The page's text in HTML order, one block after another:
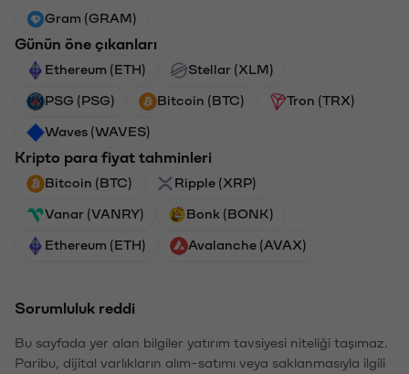
Gram (GRAM)
Günün öne çıkanları
Ethereum (ETH) Stellar (XLM)
PSG (PSG) Bitcoin (BTC) Tron (TRX)
Waves (WAVES)
Kripto para fiyat tahminleri
Bitcoin (BTC) Ripple (XRP)
Vanar (VANRY) Bonk (BONK)
Ethereum (ETH) Avalanche (AVAX)
Sorumluluk reddi
Bu sayfada yer alan bilgiler yatırım tavsiyesi niteliği taşımaz.
Paribu, dijital varlıkların alım-satımı veya saklanmasıyla ilgili